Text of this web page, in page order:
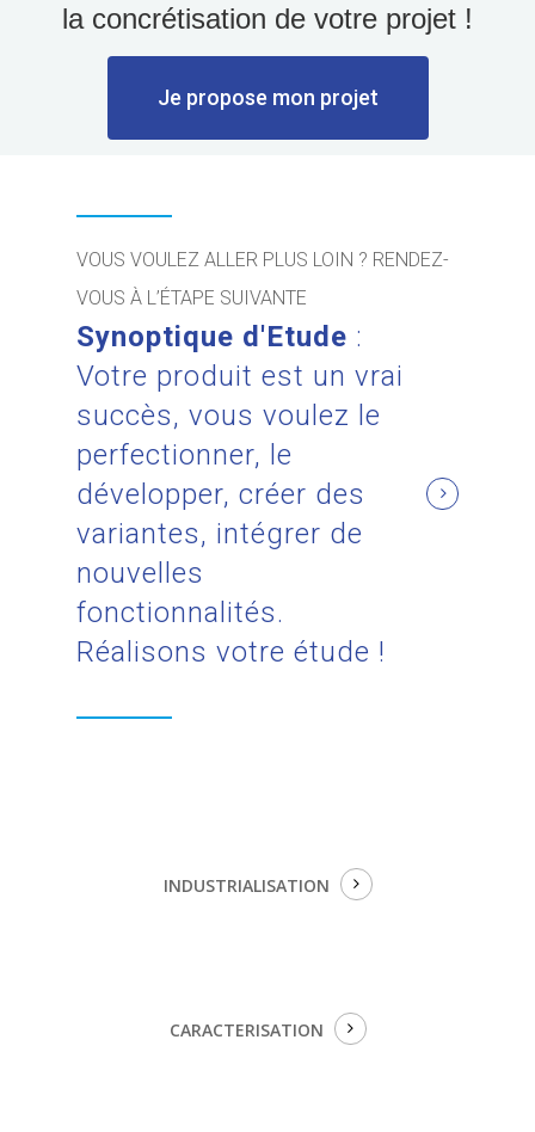
la concrétisation de votre projet !
Je propose mon projet
VOUS VOULEZ ALLER PLUS LOIN ? RENDEZ-
VOUS À L’ÉTAPE SUIVANTE
Synoptique d'Etude :
Votre produit est un vrai
succès, vous voulez le
perfectionner, le
développer, créer des
variantes, intégrer de
nouvelles
fonctionnalités.
Réalisons votre étude !
INDUSTRIALISATION
CARACTERISATION